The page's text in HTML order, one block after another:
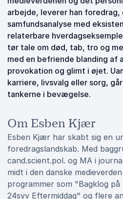
arbejde, leverer han foredrag,
samfundsanalyse med
relaterbare
tør tale om død, tab, tro og
med en befriende blanding af
provokation og glimt i øjet.
karriere, livsvalg eller sorg,
tankerne i bevægelse.
Om Esben Kjær
Esben Kjær har skabt sig en
foredragslandskab. Med
cand.scient.pol. og MA i
midt i den danske
programmer som "Bagklog på
24syv Eftermiddag" og flere